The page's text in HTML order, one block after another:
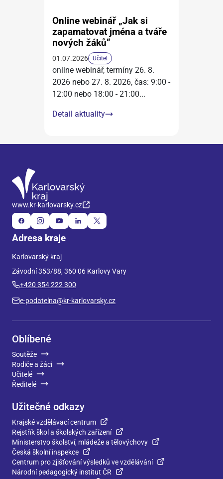
Online webinář „Jak si
zapamatovat jména a tváře
nových žáků“
01.07.2026 Učitel
online webinář, termíny 26. 8.
2026 nebo 27. 8. 2026, čas: 9:00 -
12:00 nebo 18:00 - 21:00...
Detail aktuality
www.kr-karlovarsky.cz
Adresa kraje
Karlovarský kraj
Závodní 353/88, 360 06 Karlovy Vary
+420 354 222 300
e-podatelna@kr-karlovarsky.cz
Oblíbené
Soutěže
Rodiče a žáci
Učitelé
Ředitelé
Užitečné odkazy
Krajské vzdělávací centrum
Rejstřík škol a školských zařízení
Ministerstvo školství, mládeže a tělovýchovy
Česká školní inspekce
Centrum pro zjišťování výsledků ve vzdělávání
Národní pedagogický institut ČR